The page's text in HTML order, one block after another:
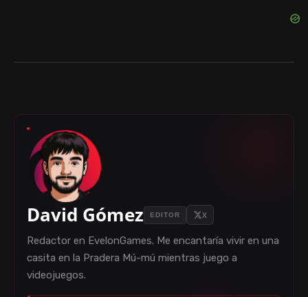
David Gómez EDITOR X
Redactor en EvelonGames. Me encantaría vivir en una
casita en la Pradera Mú-mú mientras juego a
videojuegos.